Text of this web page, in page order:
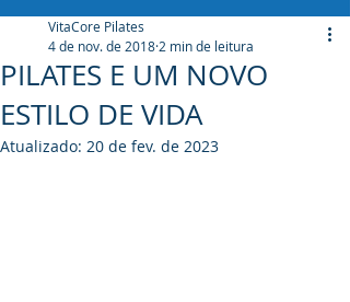
PILATES E UM NOVO
ESTILO DE VIDA
VitaCore Pilates
4 de nov. de 2018 2 min de leitura
Atualizado: 20 de fev. de 2023